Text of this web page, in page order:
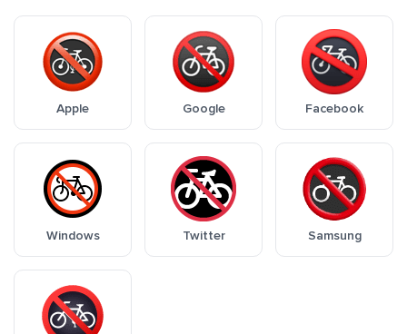
Apple Google Facebook
Windows Twitter Samsung